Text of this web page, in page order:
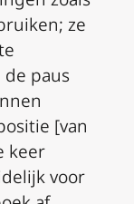
ze
de paus
[van
keer
voor